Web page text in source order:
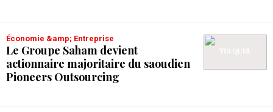
Économie &amp; Entreprise
Le Groupe Saham devient
actionnaire majoritaire du saoudien
Pioneers Outsourcing